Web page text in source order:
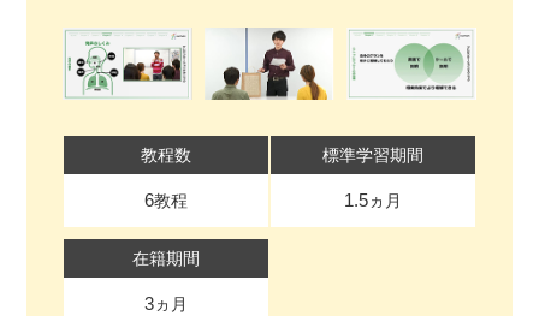
教程数
6教程
標準学習期間
1.5ヵ月
在籍期間
3ヵ月